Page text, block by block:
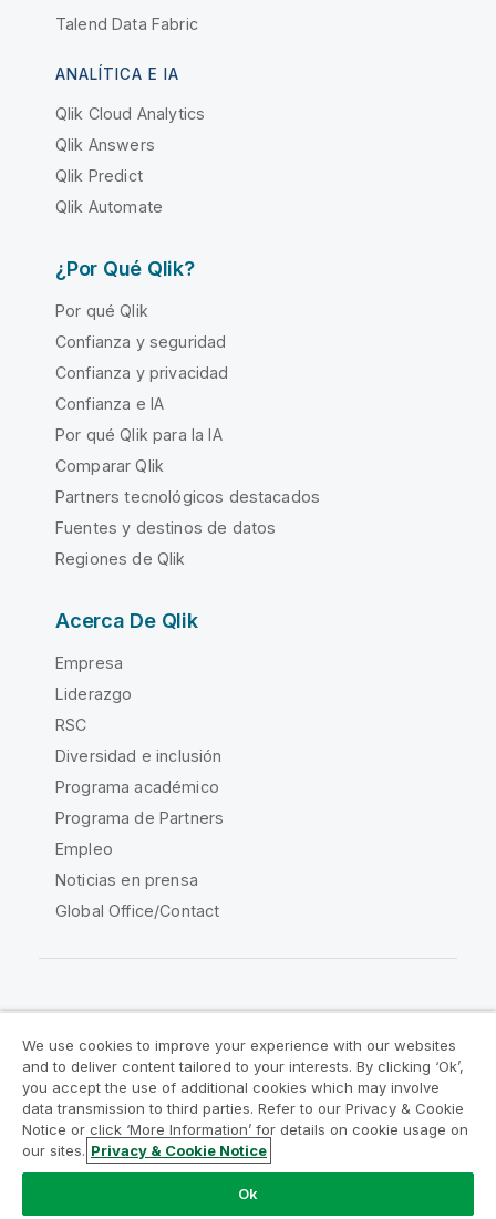
Talend Data Fabric
ANALÍTICA E IA
Qlik Cloud Analytics
Qlik Answers
Qlik Predict
Qlik Automate
¿Por Qué Qlik?
Por qué Qlik
Confianza y seguridad
Confianza y privacidad
Confianza e IA
Por qué Qlik para la IA
Comparar Qlik
Partners tecnológicos destacados
Fuentes y destinos de datos
Regiones de Qlik
Acerca De Qlik
Empresa
Liderazgo
RSC
Diversidad e inclusión
Programa académico
Programa de Partners
Empleo
Noticias en prensa
Global Office/Contact
Acuerdos legales
Condiciones del producto
Legal Policies
Política legal
Condiciones de uso
Marcas comerciales
Do Not Share My Info
Copyright © 1993-2026 QlikTech International AB.
We use cookies to improve your experience with our websites
and to deliver content tailored to your interests. By clicking ‘Ok’,
you accept the use of additional cookies which may involve
data transmission to third parties. Refer to our Privacy & Cookie
Notice or click ‘More Information’ for details on cookie usage on
our sites. Privacy & Cookie Notice
Ok